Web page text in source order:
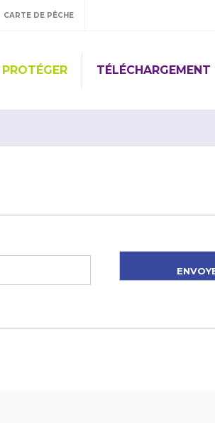
CARTE DE PÊCHE
PROTÉGER TÉLÉCHARGEMENT